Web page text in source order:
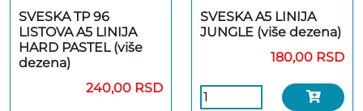
SVESKA TP 96
LISTOVA A5 LINIJA
HARD PASTEL (više
dezena)
240,00 RSD
SVESKA A5 LINIJA
JUNGLE (više dezena)
180,00 RSD